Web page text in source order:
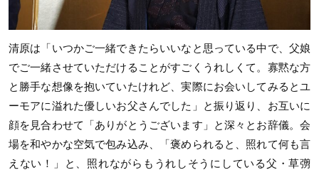
清原は「いつかご一緒できたらいいなと思っている中で、父娘
でご一緒させていただけることがすごくうれしくて。寡黙な方
と勝手な想像を抱いていたけれど、実際にお会いしてみるとユ
ーモアに溢れた優しいお父さんでした」と振り返り、お互いに
顔を見合わせて「ありがとうございます」と深々とお辞儀。会
場を和やかな空気で包み込み、「褒められると、照れて何も言
えない！」と、照れながらもうれしそうにしている父・草彅